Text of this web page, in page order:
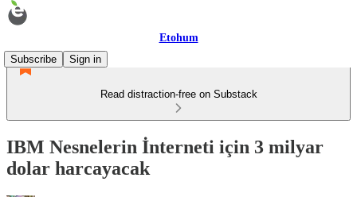
Etohum
Subscribe
Sign in
Read distraction-free on Substack
IBM Nesnelerin İnterneti için 3 milyar
dolar harcayacak